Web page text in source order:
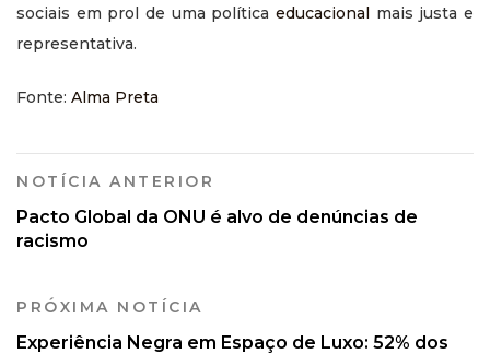
sociais em prol de uma política educacional mais justa e
representativa.
Fonte: Alma Preta
NOTÍCIA ANTERIOR
Pacto Global da ONU é alvo de denúncias de
racismo
PRÓXIMA NOTÍCIA
Experiência Negra em Espaço de Luxo: 52% dos